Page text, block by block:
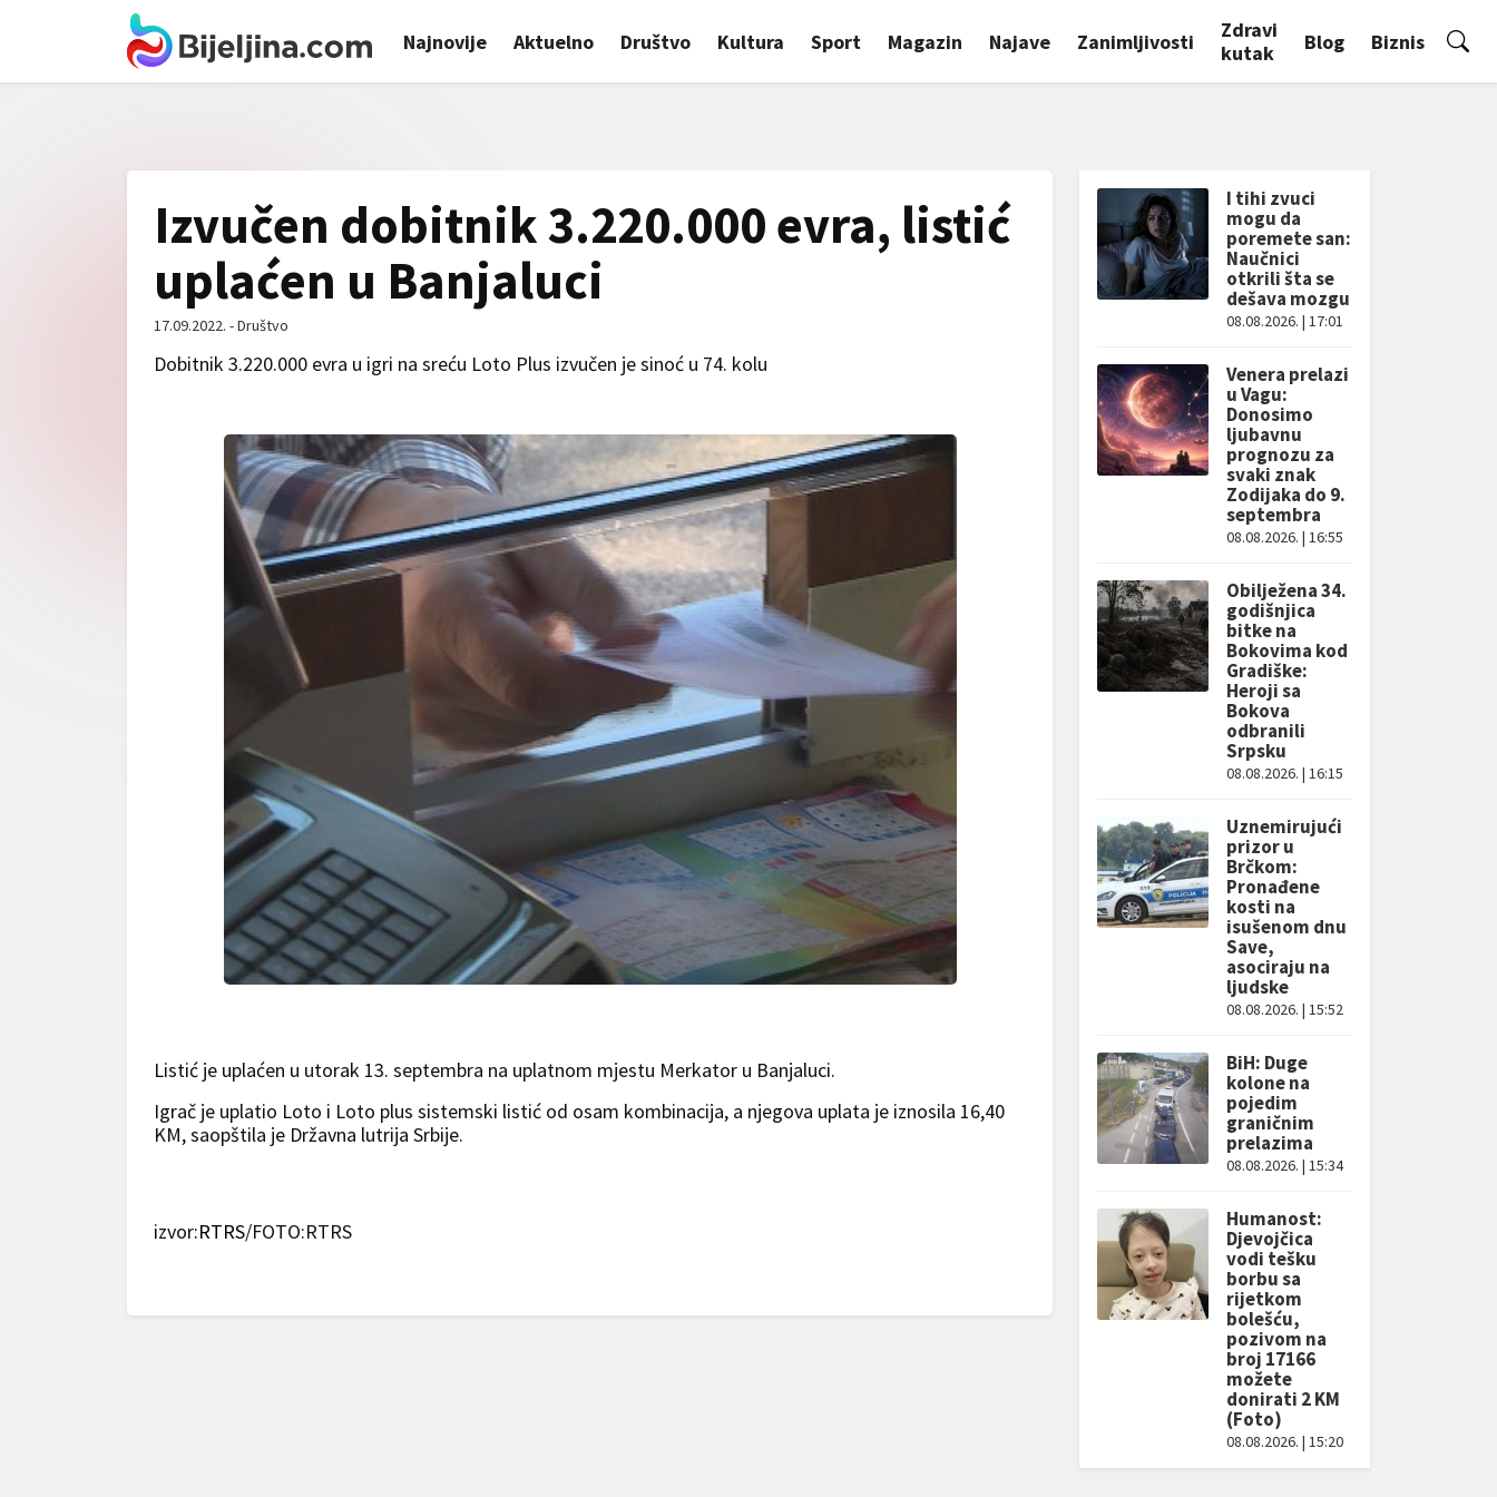
Najnovije Aktuelno Društvo Kultura Sport Magazin Najave Zanimljivosti
Zdravi
kutak
Blog Biznis
Izvučen dobitnik 3.220.000 evra, listić
uplaćen u Banjaluci
17.09.2022. - Društvo
Dobitnik 3.220.000 evra u igri na sreću Loto Plus izvučen je sinoć u 74. kolu
Listić je uplaćen u utorak 13. septembra na uplatnom mjestu Merkator u Banjaluci.
Igrač je uplatio Loto i Loto plus sistemski listić od osam kombinacija, a njegova uplata je iznosila 16,40
KM, saopštila je Državna lutrija Srbije.
izvor:RTRS/FOTO:RTRS
I tihi zvuci
mogu da
poremete san:
Naučnici
otkrili šta se
dešava mozgu
08.08.2026. | 17:01
Venera prelazi
u Vagu:
Donosimo
ljubavnu
prognozu za
svaki znak
Zodijaka do 9.
septembra
08.08.2026. | 16:55
Obilježena 34.
godišnjica
bitke na
Bokovima kod
Gradiške:
Heroji sa
Bokova
odbranili
Srpsku
08.08.2026. | 16:15
Uznemirujući
prizor u
Brčkom:
Pronađene
kosti na
isušenom dnu
Save,
asociraju na
ljudske
08.08.2026. | 15:52
BiH: Duge
kolone na
pojedim
graničnim
prelazima
08.08.2026. | 15:34
Humanost:
Djevojčica
vodi tešku
borbu sa
rijetkom
bolešću,
pozivom na
broj 17166
možete
donirati 2 KM
(Foto)
08.08.2026. | 15:20